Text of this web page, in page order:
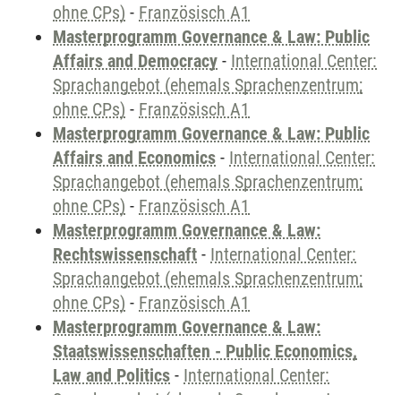
ohne CPs) - Französisch A1
Masterprogramm Governance & Law: Public
Affairs and Democracy - International Center:
Sprachangebot (ehemals Sprachenzentrum;
ohne CPs) - Französisch A1
Masterprogramm Governance & Law: Public
Affairs and Economics - International Center:
Sprachangebot (ehemals Sprachenzentrum;
ohne CPs) - Französisch A1
Masterprogramm Governance & Law:
Rechtswissenschaft - International Center:
Sprachangebot (ehemals Sprachenzentrum;
ohne CPs) - Französisch A1
Masterprogramm Governance & Law:
Staatswissenschaften - Public Economics,
Law and Politics - International Center: